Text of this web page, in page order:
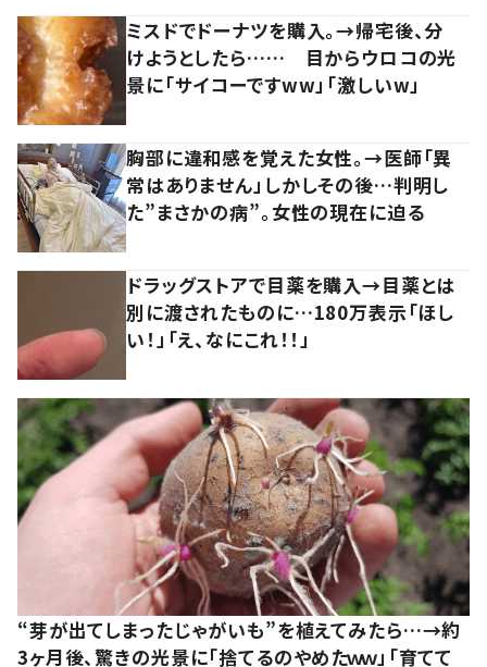
ミスドでドーナツを購入。→帰宅後、分
けようとしたら…… 目からウロコの光
景に「サイコーですww」「激しいw」
胸部に違和感を覚えた女性。→医師「異
常はありません」しかしその後…判明し
た”まさかの病”。女性の現在に迫る
ドラッグストアで目薬を購入→目薬とは
別に渡されたものに…180万表示「ほし
い！」「え、なにこれ！！」
“芽が出てしまったじゃがいも”を植えてみたら…→約
3ヶ月後、驚きの光景に「捨てるのやめたｗｗ」「育てて